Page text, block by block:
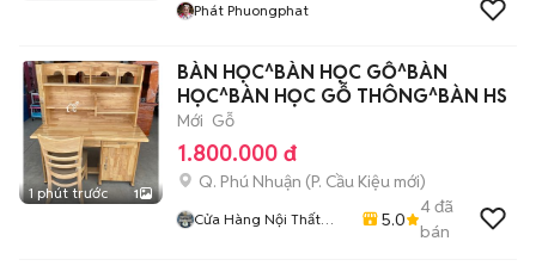
Phát Phuongphat
1 phút trước 1
BÀN HỌC^BÀN HỌC GỖ^BÀN
HỌC^BÀN HỌC GỖ THÔNG^BÀN HS
Mới Gỗ
1.800.000 đ
Q. Phú Nhuận (P. Cầu Kiệu mới)
Cửa Hàng Nội Thất
5.0
4đã
bán